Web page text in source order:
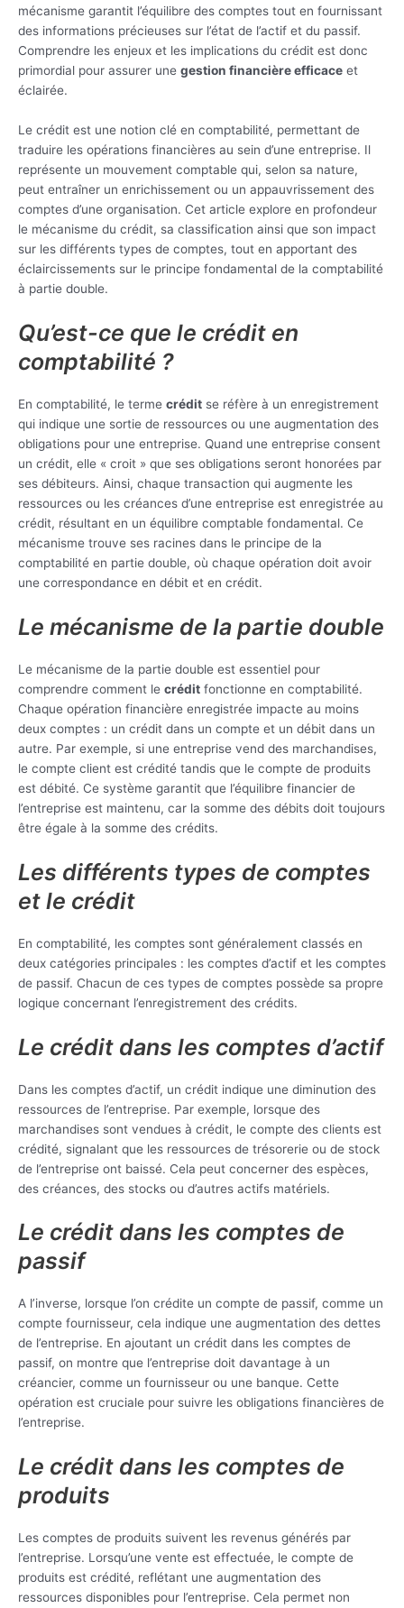
mécanisme garantit l’équilibre des comptes tout en fournissant
des informations précieuses sur l’état de l’actif et du passif.
Comprendre les enjeux et les implications du crédit est donc
primordial pour assurer une gestion financière efficace et
éclairée.
Le crédit est une notion clé en comptabilité, permettant de
traduire les opérations financières au sein d’une entreprise. Il
représente un mouvement comptable qui, selon sa nature,
peut entraîner un enrichissement ou un appauvrissement des
comptes d’une organisation. Cet article explore en profondeur
le mécanisme du crédit, sa classification ainsi que son impact
sur les différents types de comptes, tout en apportant des
éclaircissements sur le principe fondamental de la comptabilité
à partie double.
Qu’est-ce que le crédit en
comptabilité ?
En comptabilité, le terme crédit se réfère à un enregistrement
qui indique une sortie de ressources ou une augmentation des
obligations pour une entreprise. Quand une entreprise consent
un crédit, elle « croit » que ses obligations seront honorées par
ses débiteurs. Ainsi, chaque transaction qui augmente les
ressources ou les créances d’une entreprise est enregistrée au
crédit, résultant en un équilibre comptable fondamental. Ce
mécanisme trouve ses racines dans le principe de la
comptabilité en partie double, où chaque opération doit avoir
une correspondance en débit et en crédit.
Le mécanisme de la partie double
Le mécanisme de la partie double est essentiel pour
comprendre comment le crédit fonctionne en comptabilité.
Chaque opération financière enregistrée impacte au moins
deux comptes : un crédit dans un compte et un débit dans un
autre. Par exemple, si une entreprise vend des marchandises,
le compte client est crédité tandis que le compte de produits
est débité. Ce système garantit que l’équilibre financier de
l’entreprise est maintenu, car la somme des débits doit toujours
être égale à la somme des crédits.
Les différents types de comptes
et le crédit
En comptabilité, les comptes sont généralement classés en
deux catégories principales : les comptes d’actif et les comptes
de passif. Chacun de ces types de comptes possède sa propre
logique concernant l’enregistrement des crédits.
Le crédit dans les comptes d’actif
Dans les comptes d’actif, un crédit indique une diminution des
ressources de l’entreprise. Par exemple, lorsque des
marchandises sont vendues à crédit, le compte des clients est
crédité, signalant que les ressources de trésorerie ou de stock
de l’entreprise ont baissé. Cela peut concerner des espèces,
des créances, des stocks ou d’autres actifs matériels.
Le crédit dans les comptes de
passif
A l’inverse, lorsque l’on crédite un compte de passif, comme un
compte fournisseur, cela indique une augmentation des dettes
de l’entreprise. En ajoutant un crédit dans les comptes de
passif, on montre que l’entreprise doit davantage à un
créancier, comme un fournisseur ou une banque. Cette
opération est cruciale pour suivre les obligations financières de
l’entreprise.
Le crédit dans les comptes de
produits
Les comptes de produits suivent les revenus générés par
l’entreprise. Lorsqu’une vente est effectuée, le compte de
produits est crédité, reflétant une augmentation des
ressources disponibles pour l’entreprise. Cela permet non